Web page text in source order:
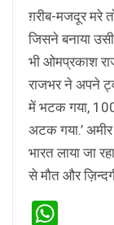
ग़रीब-मजदूर मरे
जिसने बनाया
भी ओमप्रकाश
राजभर ने अपने
में भटक गया,
अटक गया.’ अमीर
भारत लाया जा
से मौत और